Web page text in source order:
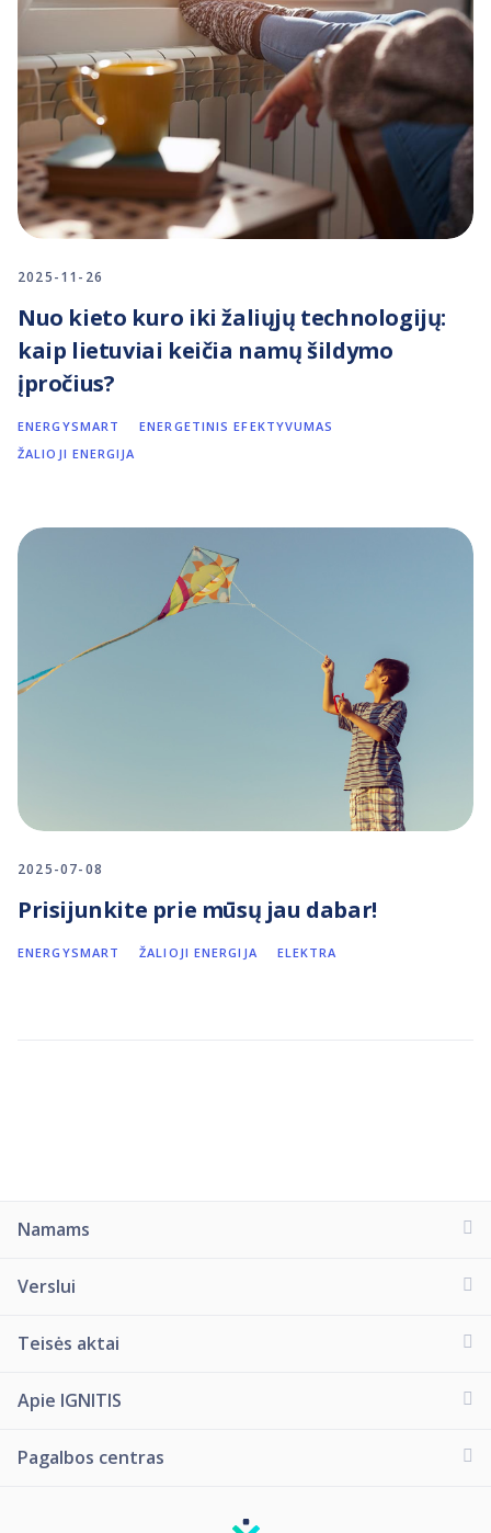
2025-11-26
Nuo kieto kuro iki žaliųjų technologijų:
kaip lietuviai keičia namų šildymo
įpročius?
ENERGYSMART
ENERGETINIS EFEKTYVUMAS
ŽALIOJI ENERGIJA
2025-07-08
Prisijunkite prie mūsų jau dabar!
ENERGYSMART ŽALIOJI ENERGIJA ELEKTRA
Namams
Verslui
Teisės aktai
Apie IGNITIS
Pagalbos centras